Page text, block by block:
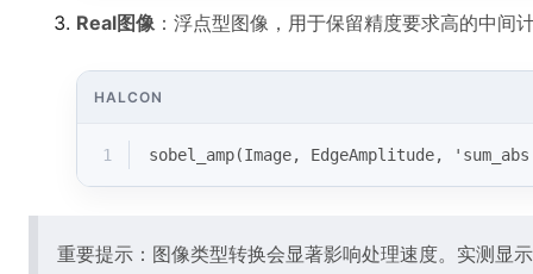
Real图像：浮点型图像，用于保留精度要求高的中间
HALCON
1 sobel_amp(Image, EdgeAmplitude,
重要提示：图像类型转换会显著影响处理速度。实测显